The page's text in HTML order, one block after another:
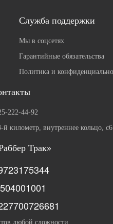
Служба поддержки
Мы в соцсетях
Гарантийные обязательства
Политика и
222-44-92
километр, внутреннее кольцо, с6
Трак»
любой сложности